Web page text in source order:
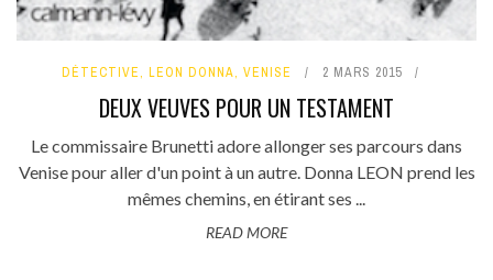
DÉTECTIVE, LEON DONNA, VENISE 2 MARS 2015
DEUX VEUVES POUR UN TESTAMENT
Le commissaire Brunetti adore allonger ses parcours dans
Venise pour aller d'un point à un autre. Donna LEON prend les
mêmes chemins, en étirant ses ...
READ MORE